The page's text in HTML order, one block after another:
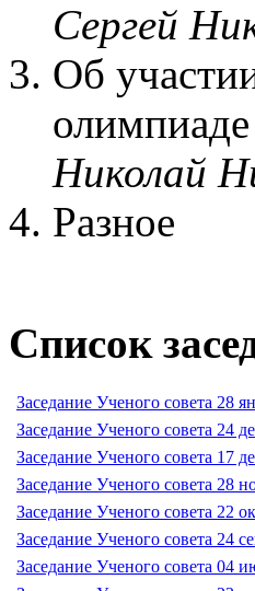
Сергей
Об
Николай
Разное
Список
Заседание Ученого совета 28
Заседание Ученого совета 24
Заседание Ученого совета 17
Заседание Ученого совета 28
Заседание Ученого совета 22
Заседание Ученого совета 24
Заседание Ученого совета 04